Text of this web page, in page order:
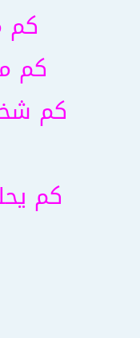
كم
كم
كم
كم